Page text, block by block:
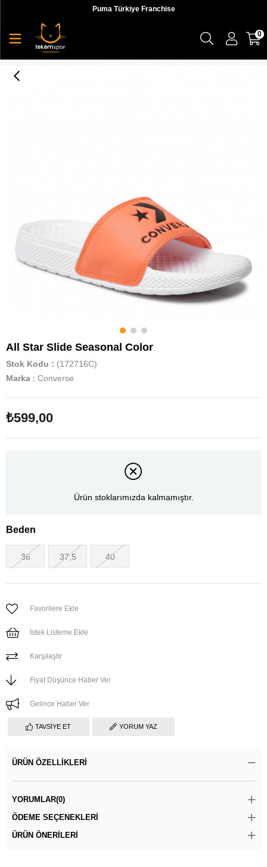
Puma Türkiye Franchise
0
All Star Slide Seasonal Color
Stok Kodu
(172716C)
Marka : Converse
₺599,00
Ürün stoklarımızda kalmamıştır.
Beden
36 37,5 40
Favorilere Ekle
İstek Listeme Ekle
Karşılaştır
Fiyat Düşünce Haber Ver
Gelince Haber Ver
TAVSIYE ET YORUM YAZ
ÜRÜN ÖZELLIKLERI
YORUMLAR(0)
ÖDEME SEÇENEKLERI
ÜRÜN ÖNERILERI